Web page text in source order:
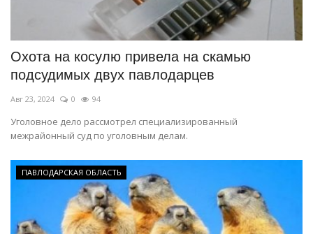
Охота на косулю привела на скамью
подсудимых двух павлодарцев
Авг 23, 2024 0 94
Уголовное дело рассмотрел специализированный
межрайонный суд по уголовным делам.
ПАВЛОДАРСКАЯ ОБЛАСТЬ